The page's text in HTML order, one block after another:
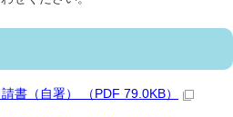
書（自署） （PDF 79.0KB）